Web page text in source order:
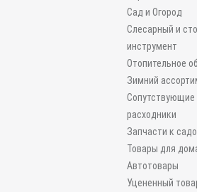
Сад и Огород
Слесарный и
инструмент
Отопительное
Зимний
Сопутствующие
расходники
Запчасти к
Товары для
Автотовары
Уцененный